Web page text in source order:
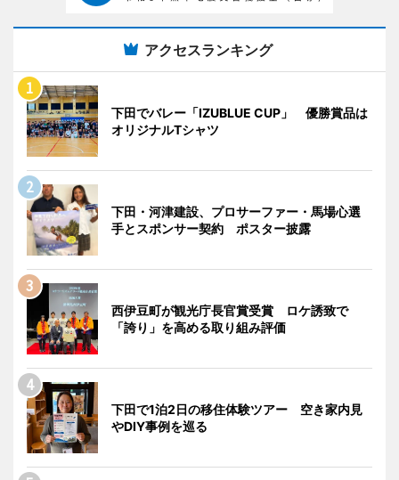
アクセスランキング
下田でバレー「IZUBLUE CUP」 優勝賞品は
オリジナルTシャツ
下田・河津建設、プロサーファー・馬場心選
手とスポンサー契約 ポスター披露
西伊豆町が観光庁長官賞受賞 ロケ誘致で
「誇り」を高める取り組み評価
下田で1泊2日の移住体験ツアー 空き家内見
やDIY事例を巡る